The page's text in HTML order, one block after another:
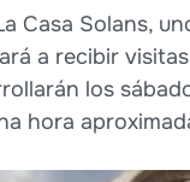
Casa Solans,
a recibir
los
hora